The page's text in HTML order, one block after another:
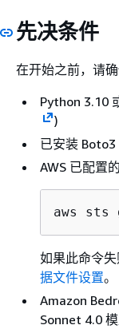
先决条件
在开始之前，请确
Python 3.10
)
已安装 Boto3
AWS 已配置
aws
如果此命令失
据文件设置。
Amazon
Sonnet 4.0